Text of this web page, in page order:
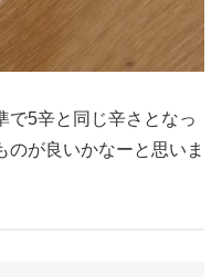
で5辛と同じ辛さとなっ
のが良いかなーと思いま